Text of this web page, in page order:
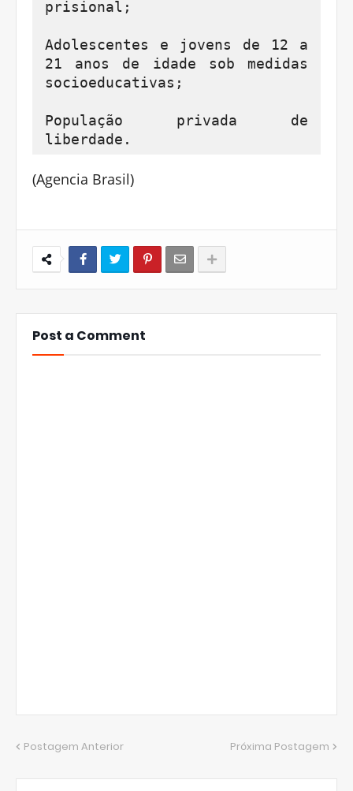
prisional;
Adolescentes e jovens de 12 a
21 anos de idade sob medidas
socioeducativas;
População privada de
liberdade.
(Agencia Brasil)
Post a Comment
Postagem Anterior Próxima Postagem